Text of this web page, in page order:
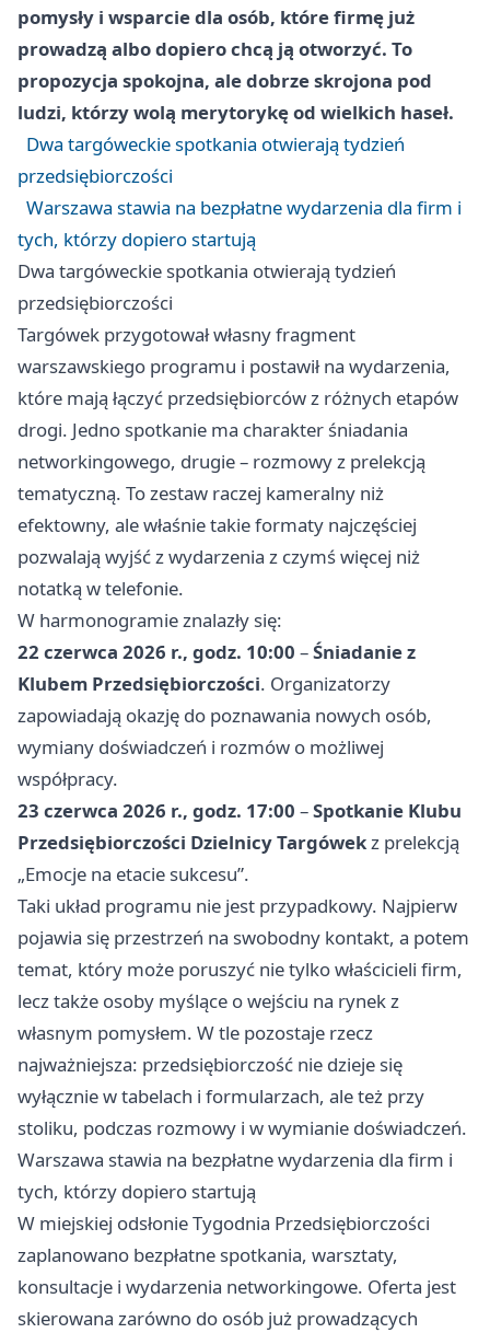
pomysły i wsparcie dla osób, które firmę już
prowadzą albo dopiero chcą ją otworzyć. To
propozycja spokojna, ale dobrze skrojona pod
ludzi, którzy wolą merytorykę od wielkich haseł.
Dwa targóweckie spotkania otwierają tydzień
przedsiębiorczości
Warszawa stawia na bezpłatne wydarzenia dla firm i
tych, którzy dopiero startują
Dwa targóweckie spotkania otwierają tydzień
przedsiębiorczości
Targówek przygotował własny fragment
warszawskiego programu i postawił na wydarzenia,
które mają łączyć przedsiębiorców z różnych etapów
drogi. Jedno spotkanie ma charakter śniadania
networkingowego, drugie – rozmowy z prelekcją
tematyczną. To zestaw raczej kameralny niż
efektowny, ale właśnie takie formaty najczęściej
pozwalają wyjść z wydarzenia z czymś więcej niż
notatką w telefonie.
W harmonogramie znalazły się:
22 czerwca 2026 r., godz. 10:00 –Śniadanie z
Klubem Przedsiębiorczości. Organizatorzy
zapowiadają okazję do poznawania nowych osób,
wymiany doświadczeń i rozmów o możliwej
współpracy.
23 czerwca 2026 r., godz. 17:00 –Spotkanie Klubu
Przedsiębiorczości Dzielnicy Targówekz prelekcją
„Emocje na etacie sukcesu”.
Taki układ programu nie jest przypadkowy. Najpierw
pojawia się przestrzeń na swobodny kontakt, a potem
temat, który może poruszyć nie tylko właścicieli firm,
lecz także osoby myślące o wejściu na rynek z
własnym pomysłem. W tle pozostaje rzecz
najważniejsza: przedsiębiorczość nie dzieje się
wyłącznie w tabelach i formularzach, ale też przy
stoliku, podczas rozmowy i w wymianie doświadczeń.
Warszawa stawia na bezpłatne wydarzenia dla firm i
tych, którzy dopiero startują
W miejskiej odsłonie Tygodnia Przedsiębiorczości
zaplanowano bezpłatne spotkania, warsztaty,
konsultacje i wydarzenia networkingowe. Oferta jest
skierowana zarówno do osób już prowadzących